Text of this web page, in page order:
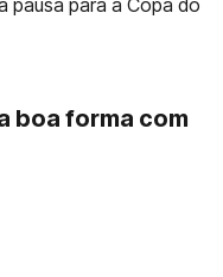
boa forma com